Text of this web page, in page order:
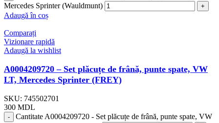
Mercedes Sprinter (Wauldmunt)
Adaugă în coș
Comparați
Vizionare rapidă
Adaugă la wishlist
A0004209720 – Set plăcuțe de frână, punte spate, VW
LT, Mercedes Sprinter (FREY)
SKU: 745502701
300 MDL
Cantitate A0004209720 - Set plăcuțe de frână, punte spate, VW